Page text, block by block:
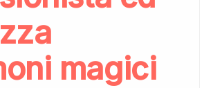
magici